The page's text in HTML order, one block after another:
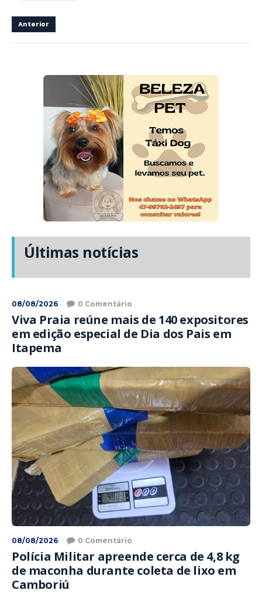
Anterior
Últimas notícias
08/08/2026 0 Comentário
Viva Praia reúne mais de 140 expositores
em edição especial de Dia dos Pais em
Itapema
08/08/2026 0 Comentário
Polícia Militar apreende cerca de 4,8 kg
de maconha durante coleta de lixo em
Camboriú